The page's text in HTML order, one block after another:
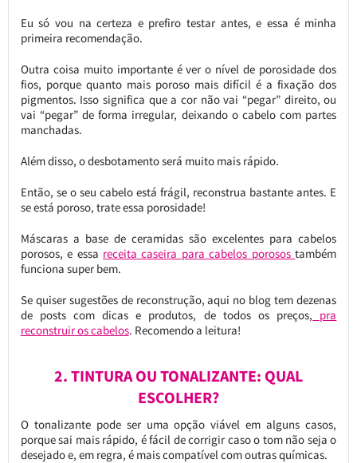
Eu só vou na certeza e prefiro testar antes, e essa é minha
primeira recomendação.
Outra coisa muito importante é ver o nível de porosidade dos
fios, porque quanto mais poroso mais difícil é a fixação dos
pigmentos. Isso significa que a cor não vai “pegar” direito, ou
vai “pegar” de forma irregular, deixando o cabelo com partes
manchadas.
Além disso, o desbotamento será muito mais rápido.
Então, se o seu cabelo está frágil, reconstrua bastante antes. E
se está poroso, trate essa porosidade!
Máscaras a base de ceramidas são excelentes para cabelos
porosos, e essa receita caseira para cabelos porosostambém
funciona super bem.
Se quiser sugestões de reconstrução, aqui no blog tem dezenas
de posts com dicas e produtos, de todos os preços, pra
reconstruir os cabelos. Recomendo a leitura!
2. TINTURA OU TONALIZANTE: QUAL
ESCOLHER?
O tonalizante pode ser uma opção viável em alguns casos,
porque sai mais rápido, é fácil de corrigir caso o tom não seja o
desejado e, em regra, é mais compatível com outras químicas.